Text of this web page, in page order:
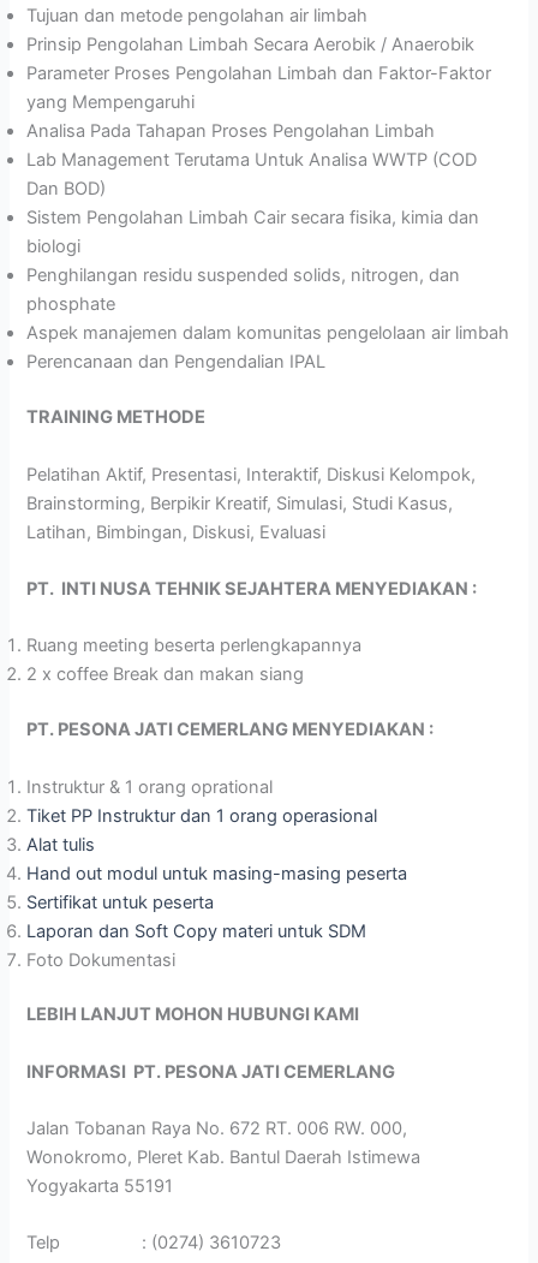
Tujuan dan metode pengolahan air limbah
Prinsip Pengolahan Limbah Secara Aerobik / Anaerobik
Parameter Proses Pengolahan Limbah dan Faktor-Faktor
yang Mempengaruhi
Analisa Pada Tahapan Proses Pengolahan Limbah
Lab Management Terutama Untuk Analisa WWTP (COD
Dan BOD)
Sistem Pengolahan Limbah Cair secara fisika, kimia dan
biologi
Penghilangan residu suspended solids, nitrogen, dan
phosphate
Aspek manajemen dalam komunitas pengelolaan air limbah
Perencanaan dan Pengendalian IPAL
TRAINING METHODE
Pelatihan Aktif, Presentasi, Interaktif, Diskusi Kelompok,
Brainstorming, Berpikir Kreatif, Simulasi, Studi Kasus,
Latihan, Bimbingan, Diskusi, Evaluasi
PT. INTI NUSA TEHNIKSEJAHTERA MENYEDIAKAN :
Ruang meeting beserta perlengkapannya
2 x coffee Break dan makan siang
PT. PESONA JATI CEMERLANG MENYEDIAKAN :
Instruktur & 1 orang oprational
Tiket PP Instruktur dan 1 orang operasional
Alat tulis
Hand out modul untuk masing-masing peserta
Sertifikat untuk peserta
Laporan dan Soft Copy materi untuk SDM
Foto Dokumentasi
LEBIH LANJUT MOHON HUBUNGI KAMI
INFORMASI PT. PESONA JATI CEMERLANG
Jalan Tobanan Raya No. 672 RT. 006 RW. 000,
Wonokromo, Pleret Kab. Bantul Daerah Istimewa
Yogyakarta 55191
Telp : (0274) 3610723